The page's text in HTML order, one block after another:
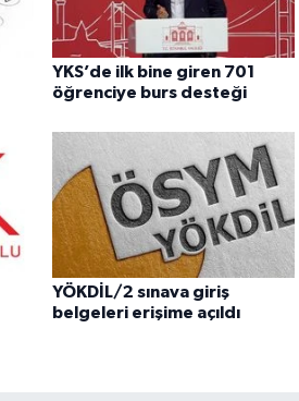
YKS’de ilk bine giren 701
öğrenciye burs desteği
YÖKDİL/2 sınava giriş
belgeleri erişime açıldı